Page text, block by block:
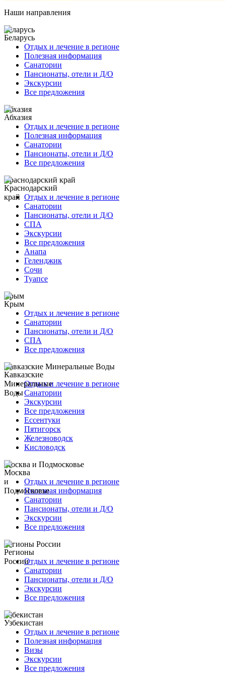
Наши направления
Беларусь
Отдых и лечение в регионе
Полезная информация
Санатории
Пансионаты, отели и Д/О
Экскурсии
Все предложения
Абхазия
Отдых и лечение в регионе
Полезная информация
Санатории
Пансионаты, отели и Д/О
Все предложения
Краснодарский край
Отдых и лечение в регионе
Санатории
Пансионаты, отели и Д/О
СПА
Экскурсии
Все предложения
Анапа
Геленджик
Сочи
Туапсе
Крым
Отдых и лечение в регионе
Санатории
Пансионаты, отели и Д/О
СПА
Все предложения
Кавказские Минеральные Воды
Отдых и лечение в регионе
Санатории
Экскурсии
Все предложения
Ессентуки
Пятигорск
Железноводск
Кисловодск
Москва и Подмосковье
Отдых и лечение в регионе
Полезная информация
Санатории
Пансионаты, отели и Д/О
Экскурсии
Все предложения
Регионы России
Отдых и лечение в регионе
Санатории
Пансионаты, отели и Д/О
Экскурсии
Все предложения
Узбекистан
Отдых и лечение в регионе
Полезная информация
Визы
Экскурсии
Все предложения